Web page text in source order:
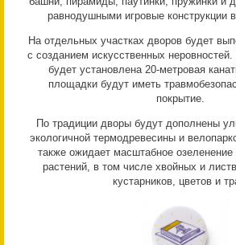
равнодушными игровые конструкции
На отдельных участках дворов будет
с созданием искусственных
будет установлена 20-метровая
площадки будут иметь
покрытие.
По традиции дворы будут дополнены
экологичной термодревесины и
также ожидает масштабное
растений, в том числе хвойных и
кустарников, цветов и